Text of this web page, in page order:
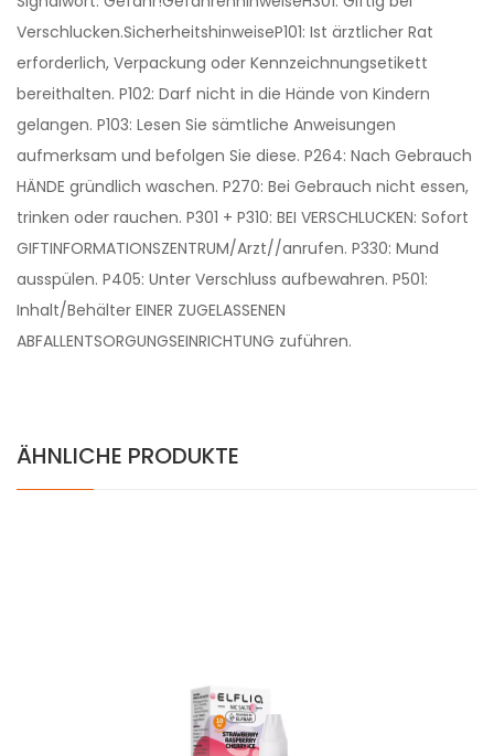
Verschlucken.SicherheitshinweiseP101: Ist ärztlicher Rat
erforderlich, Verpackung oder Kennzeichnungsetikett
bereithalten. P102: Darf nicht in die Hände von Kindern
gelangen. P103: Lesen Sie sämtliche Anweisungen
aufmerksam und befolgen Sie diese. P264: Nach Gebrauch
HÄNDE gründlich waschen. P270: Bei Gebrauch nicht essen,
trinken oder rauchen. P301 + P310: BEI VERSCHLUCKEN: Sofort
GIFTINFORMATIONSZENTRUM/Arzt//anrufen. P330: Mund
ausspülen. P405: Unter Verschluss aufbewahren. P501:
Inhalt/Behälter EINER ZUGELASSENEN
ABFALLENTSORGUNGSEINRICHTUNG zuführen.
ÄHNLICHE PRODUKTE